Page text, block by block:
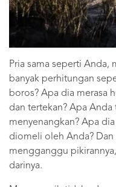
Pria sama seperti
banyak perhitungan
boros? Apa dia merasa
dan tertekan? Apa
menyenangkan? Apa
diomeli oleh Anda? Dan
mengganggu
darinya.